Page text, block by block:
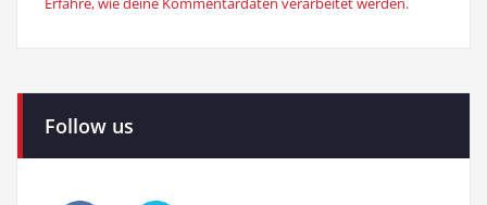
Follow us